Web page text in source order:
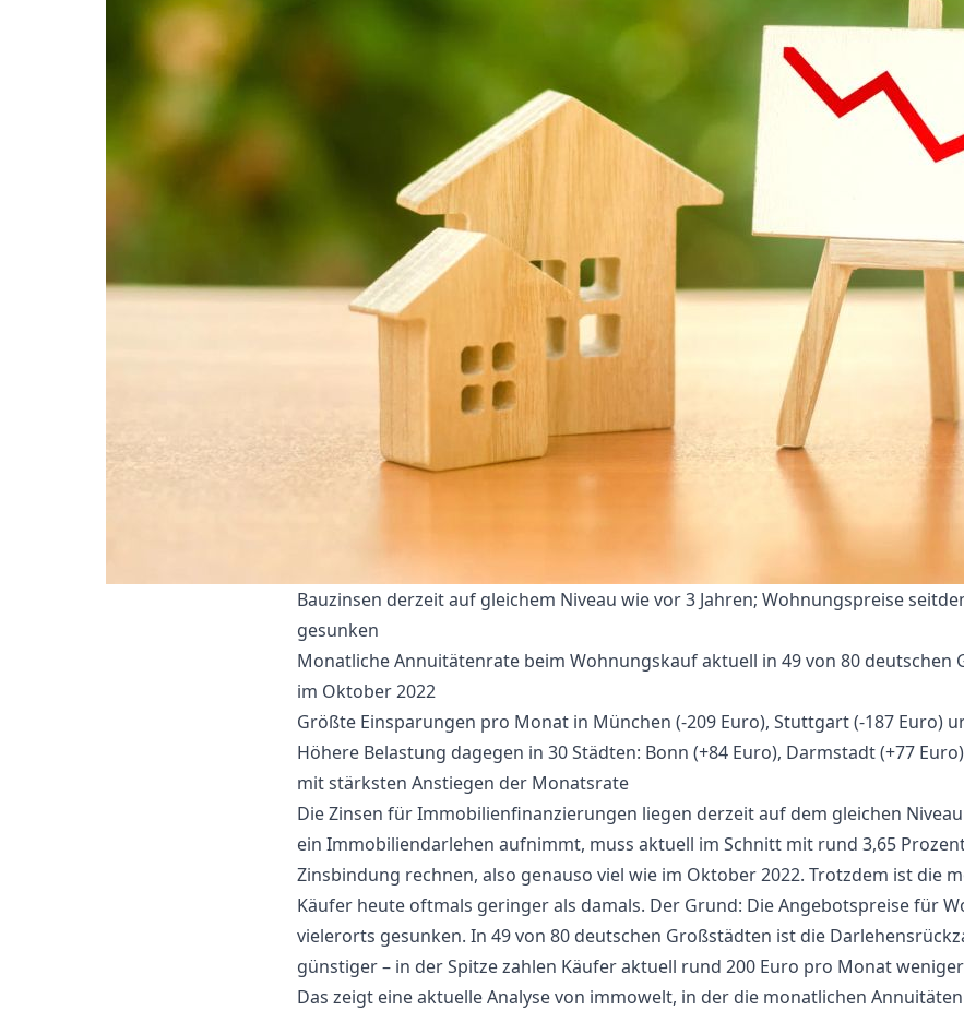
Bauzinsen derzeit auf gleichem Niveau wie vor 3 Jahren; Wohnungspreise
gesunken
Monatliche Annuitätenrate beim Wohnungskauf aktuell in 49 von 80 deutschen
im Oktober 2022
Größte Einsparungen pro Monat in München (-209 Euro), Stuttgart (-187 Euro)
Höhere Belastung dagegen in 30 Städten: Bonn (+84 Euro), Darmstadt (+77
mit stärksten Anstiegen der Monatsrate
Die Zinsen für Immobilienfinanzierungen liegen derzeit auf dem gleichen
ein Immobiliendarlehen aufnimmt, muss aktuell im Schnitt mit rund 3,65
Zinsbindung rechnen, also genauso viel wie im Oktober 2022. Trotzdem ist die
Käufer heute oftmals geringer als damals. Der Grund: Die Angebotspreise für
vielerorts gesunken. In 49 von 80 deutschen Großstädten ist die
günstiger – in der Spitze zahlen Käufer aktuell rund 200 Euro pro Monat
Das zeigt eine aktuelle Analyse von immowelt, in der die monatlichen